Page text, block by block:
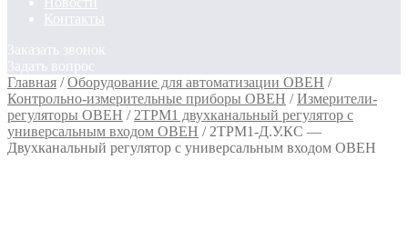
Контакты
Заказать звонок
Задать вопрос
Главная /Оборудование для автоматизации ОВЕН /
Контрольно-измерительные приборы ОВЕН /Измерители-
регуляторы ОВЕН / 2ТРМ1 двухканальный регулятор с
универсальным входом ОВЕН / 2ТРМ1-Д.У.КС —
Двухканальный регулятор с универсальным входом ОВЕН